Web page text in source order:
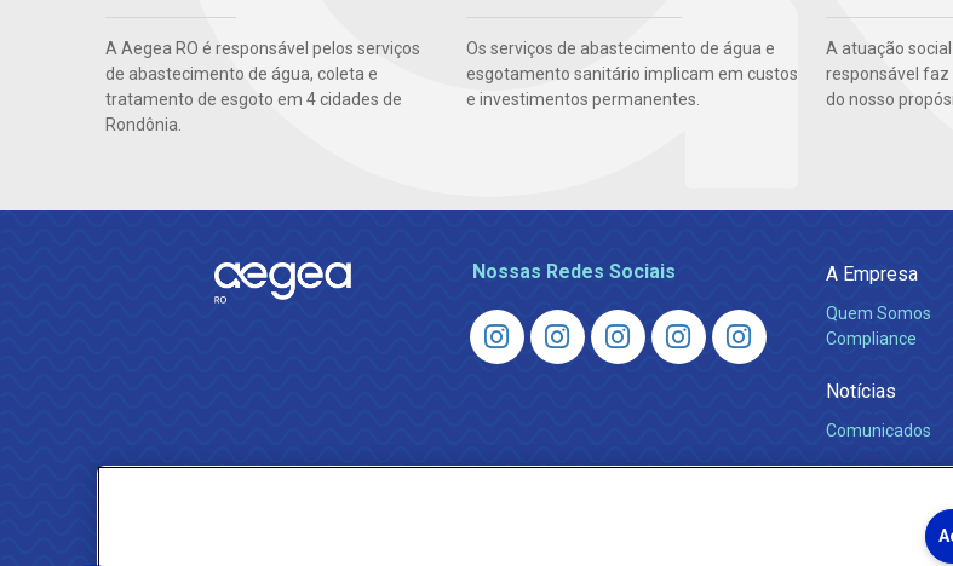
A Aegea RO é responsável pelos serviços
de abastecimento de água, coleta e
tratamento de esgoto em 4 cidades de
Rondônia.
Os serviços de abastecimento de água e
esgotamento sanitário implicam em custos
e investimentos permanentes.
A atuação
responsável faz
do nosso
Nossas Redes Sociais A Empresa
Quem Somos
Compliance
Notícias
Comunicados